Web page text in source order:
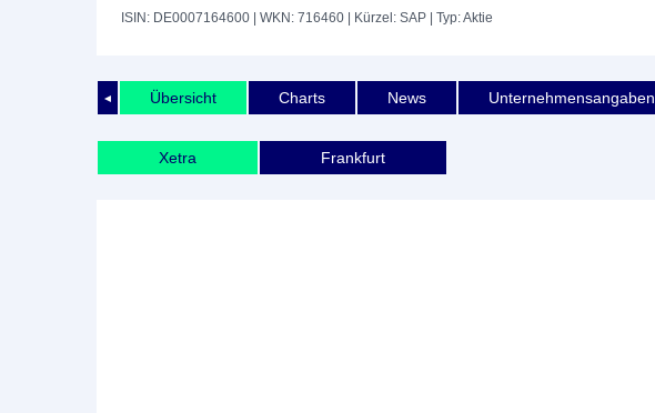
ISIN: DE0007164600 | WKN: 716460 | Kürzel: SAP | Typ: Aktie
◄ Übersicht Charts News Unternehmensangaben
Xetra Frankfurt